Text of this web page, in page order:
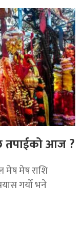
तपाईको आज ?
मेष राशि
गर्यो भने